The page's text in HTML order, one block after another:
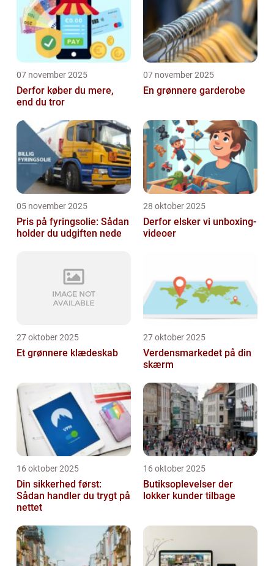
07 november 2025
Derfor køber du mere,
end du tror
07 november 2025
En grønnere garderobe
05 november 2025
Pris på fyringsolie: Sådan
holder du udgiften nede
28 oktober 2025
Derfor elsker vi unboxing-
videoer
27 oktober 2025
Et grønnere klædeskab
27 oktober 2025
Verdensmarkedet på din
skærm
16 oktober 2025
Din sikkerhed først:
Sådan handler du trygt på
nettet
16 oktober 2025
Butiksoplevelser der
lokker kunder tilbage